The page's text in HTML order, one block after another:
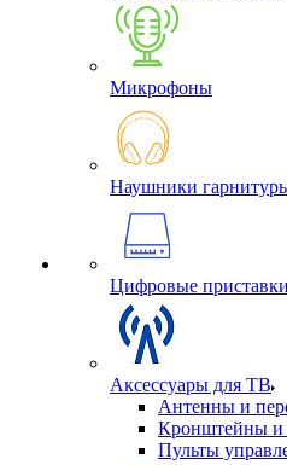
Микрофоны
Наушники
Цифровые
Аксессуары для ТВ
Антенны и
Кронштейны и
Пульты